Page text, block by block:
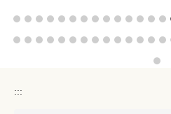
:::